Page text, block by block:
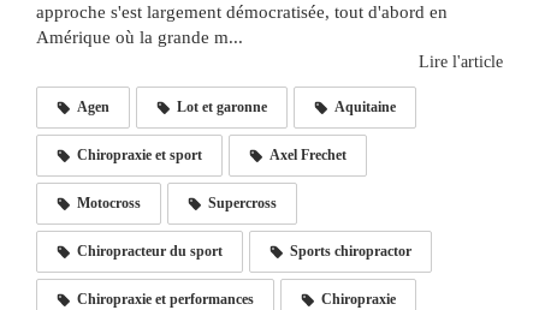
approche s'est largement démocratisée, tout d'abord en
Amérique où la grande m...
Lire l'article
Agen Lot et garonne Aquitaine
Chiropraxie et sport Axel Frechet
Motocross Supercross
Chiropracteur du sport Sports chiropractor
Chiropraxie et performances Chiropraxie